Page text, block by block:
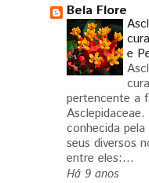
Bela Flore
e
pertencente a
Asclepidaceae.
conhecida
seus diversos
entre eles:...
Há 9 anos